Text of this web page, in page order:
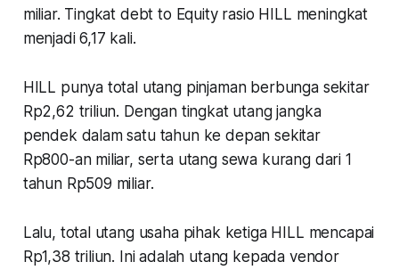
miliar. Tingkat debt to Equity rasio HILL meningkat
menjadi 6,17 kali.
HILL punya total utang pinjaman berbunga sekitar
Rp2,62 triliun. Dengan tingkat utang jangka
pendek dalam satu tahun ke depan sekitar
Rp800-an miliar, serta utang sewa kurang dari 1
tahun Rp509 miliar.
Lalu, total utang usaha pihak ketiga HILL mencapai
Rp1,38 triliun. Ini adalah utang kepada vendor